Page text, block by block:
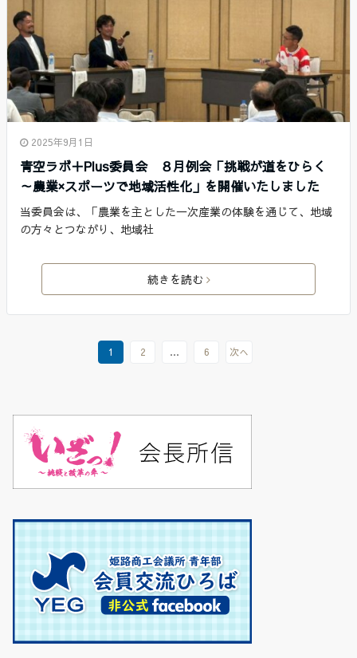
2025年9月1日
青空ラボ＋Plus委員会 ８月例会「挑戦が道をひらく
～農業×スポーツで地域活性化」を開催いたしました
当委員会は、「農業を主とした一次産業の体験を通じて、地域
の方々とつながり、地域社
続きを読む
1 2 … 6 次へ